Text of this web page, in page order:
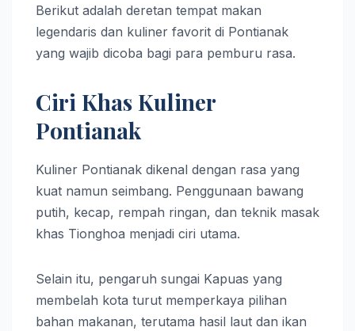
Berikut adalah deretan tempat makan
legendaris dan kuliner favorit di Pontianak
yang wajib dicoba bagi para pemburu rasa.
Ciri Khas Kuliner
Pontianak
Kuliner Pontianak dikenal dengan rasa yang
kuat namun seimbang. Penggunaan bawang
putih, kecap, rempah ringan, dan teknik masak
khas Tionghoa menjadi ciri utama.
Selain itu, pengaruh sungai Kapuas yang
membelah kota turut memperkaya pilihan
bahan makanan, terutama hasil laut dan ikan